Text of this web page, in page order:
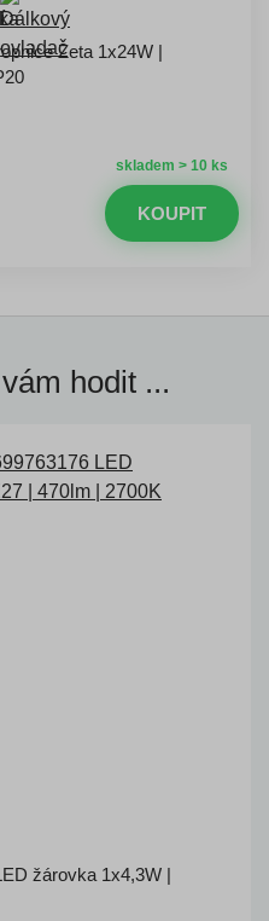
Zeta 1x24W |
skladem > 10 ks
KOUPIT
hodit ...
žárovka 1x4,3W |